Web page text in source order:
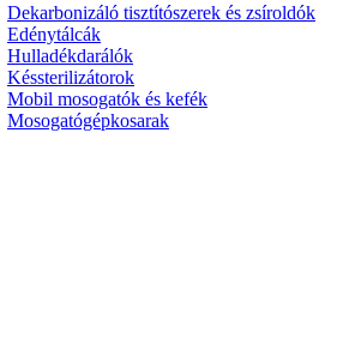
Dekarbonizáló tisztítószerek és zsíroldók
Edénytálcák
Hulladékdarálók
Késsterilizátorok
Mobil mosogatók és kefék
Mosogatógépkosarak